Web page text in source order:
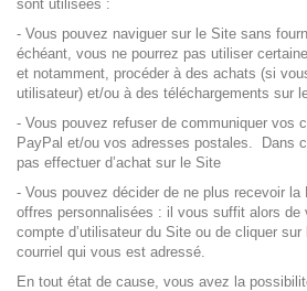
sont utilisées :
- Vous pouvez naviguer sur le Site sans
échéant, vous ne pourrez pas utiliser
et notamment, procéder à des achats (si
utilisateur) et/ou à des téléchargements sur
- Vous pouvez refuser de communiquer vos
PayPal et/ou vos adresses postales. Dans
pas effectuer d’achat sur le Site
- Vous pouvez décider de ne plus recevoir la
offres personnalisées : il vous suffit alors de
compte d’utilisateur du Site ou de cliquer
courriel qui vous est adressé.
En tout état de cause, vous avez la